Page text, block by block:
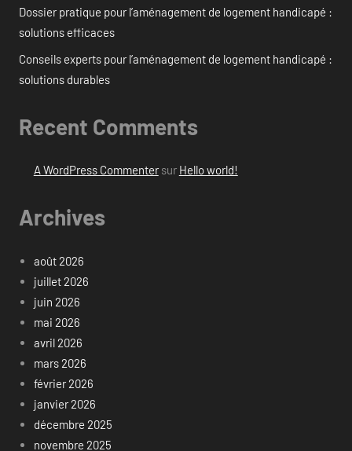
Dossier pratique pour l’aménagement de logement handicapé :
solutions efficaces
Conseils experts pour l’aménagement de logement handicapé :
solutions durables
Recent Comments
A WordPress Commentersur Hello world!
Archives
août 2026
juillet 2026
juin 2026
mai 2026
avril 2026
mars 2026
février 2026
janvier 2026
décembre 2025
novembre 2025